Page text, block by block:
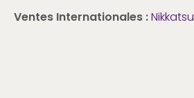
Ventes Internationales :Nikkatsu